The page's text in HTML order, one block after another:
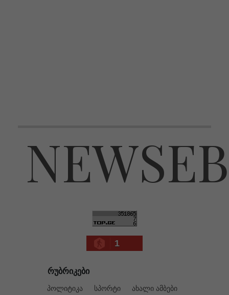
1
რუბრიკები
პოლიტიკა სპორტი
ახალი ამბები